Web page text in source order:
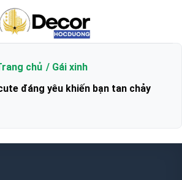
chủ
Gái xinh
đáng yêu khiến bạn tan chảy